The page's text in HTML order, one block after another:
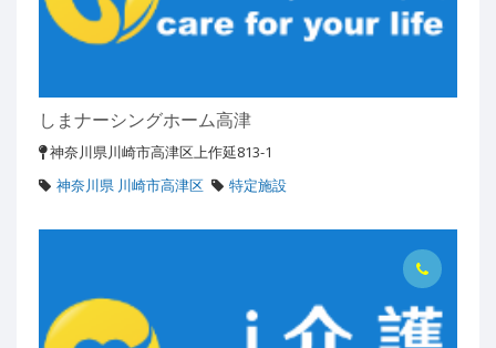
しまナーシングホーム高津
神奈川県川崎市高津区上作延813-1
神奈川県 川崎市高津区
特定施設